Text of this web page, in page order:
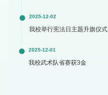
2025-12-02
我校举行宪法日主题升旗仪式
2025-12-01
我校武术队省赛获3金